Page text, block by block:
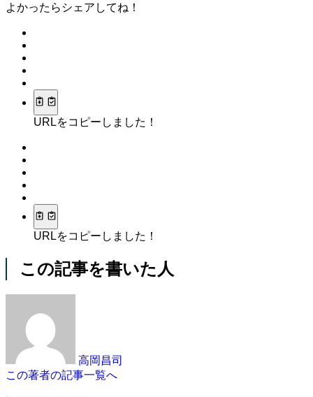
よかったらシェアしてね！
URLをコピーしました！
URLをコピーしました！
この記事を書いた人
高岡昌司
この著者の記事一覧へ